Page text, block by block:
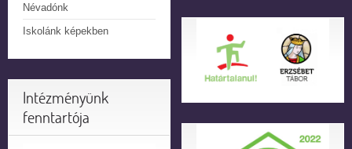
Névadónk
Iskolánk képekben
Intézményünk
fenntartója